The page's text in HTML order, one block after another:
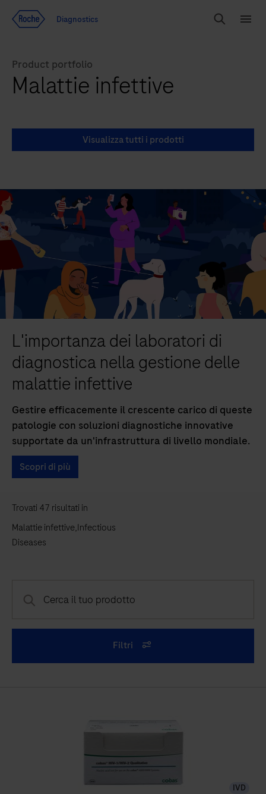
Diagnostics
Search
Product portfolio
Malattie infettive
Visualizza tutti i prodotti
L'importanza dei laboratori di
diagnostica nella gestione delle
malattie infettive
Gestire efficacemente il crescente carico di queste
patologie con soluzioni diagnostiche innovative
supportate da un'infrastruttura di livello mondiale.
Scopri di più
Trovati 47 risultati in
Malattie infettive,Infectious
Diseases
Filtri
IVD